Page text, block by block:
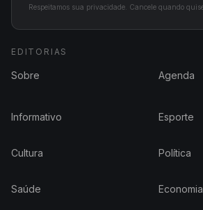
Respeitamos sua privacidade. Cancele quando
EDITORIAS
Sobre Agenda
Informativo Esporte
Cultura Política
Saúde Economia